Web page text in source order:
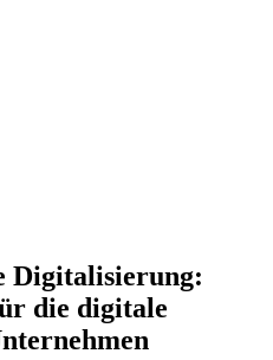
Digitalisierung:
die digitale